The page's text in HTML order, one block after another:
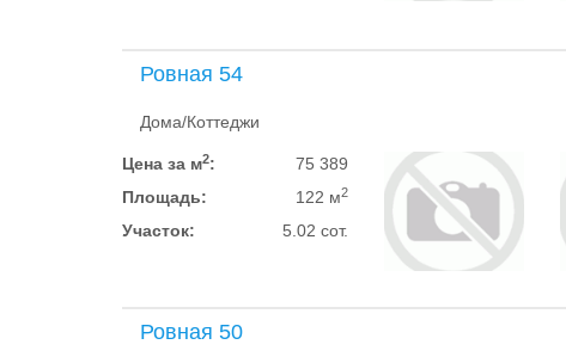
Ровная 54
Дома/Коттеджи
Цена за м2:
75 389
Площадь:
122 м2
Участок: 5.02 сот.
Ровная 50